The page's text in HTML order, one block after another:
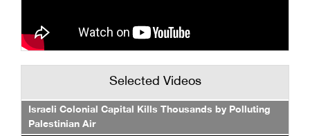
Selected Videos
Israeli Colonial Capital Kills Thousands by
Palestinian Air